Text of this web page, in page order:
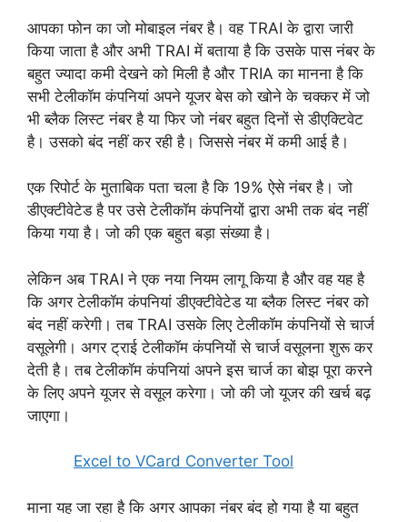
आपका फोन का जो मोबाइल नंबर है। वह TRAI के द्वारा जारी
किया जाता है और अभी TRAI में बताया है कि उसके पास नंबर के
बहुत ज्यादा कमी देखने को मिली है और TRIA का मानना है कि
सभी टेलीकॉम कंपनियां अपने यूजर बेस को खोने के चक्कर में जो
भी ब्लैक लिस्ट नंबर है या फिर जो नंबर बहुत दिनों से डीएक्टिवेट
है। उसको बंद नहीं कर रही है। जिससे नंबर में कमी आई है।
एक रिपोर्ट के मुताबिक पता चला है कि 19% ऐसे नंबर है। जो
डीएक्टीवेटेड है पर उसे टेलीकॉम कंपनियों द्वारा अभी तक बंद नहीं
किया गया है। जो की एक बहुत बड़ा संख्या है।
लेकिन अब TRAI ने एक नया नियम लागू किया है और वह यह है
कि अगर टेलीकॉम कंपनियां डीएक्टीवेटेड या ब्लैक लिस्ट नंबर को
बंद नहीं करेगी। तब TRAI उसके लिए टेलीकॉम कंपनियों से चार्ज
वसूलेगी। अगर ट्राई टेलीकॉम कंपनियों से चार्ज वसूलना शुरू कर
देती है। तब टेलीकॉम कंपनियां अपने इस चार्ज का बोझ पूरा करने
के लिए अपने यूजर से वसूल करेगा। जो की जो यूजर की खर्च बढ़
जाएगा।
Excel to VCard Converter Tool
माना यह जा रहा है कि अगर आपका नंबर बंद हो गया है या बहुत